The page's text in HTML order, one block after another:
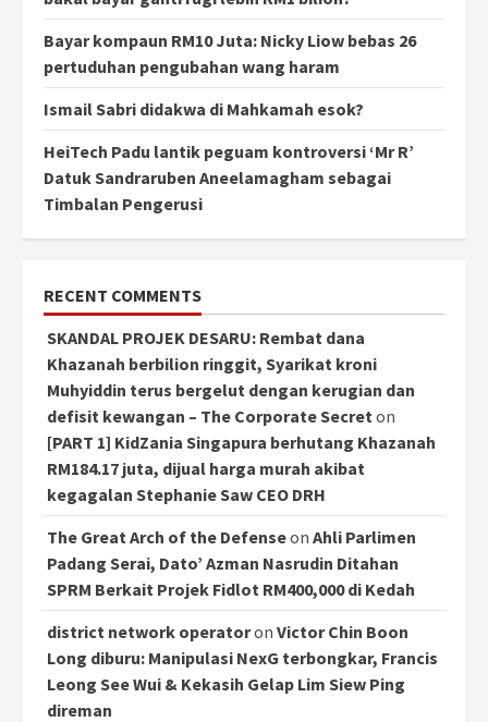
Bayar kompaun RM10 Juta: Nicky Liow bebas 26
pertuduhan pengubahan wang haram
Ismail Sabri didakwa di Mahkamah esok?
HeiTech Padu lantik peguam kontroversi ‘Mr R’
Datuk Sandraruben Aneelamagham sebagai
Timbalan Pengerusi
RECENT COMMENTS
SKANDAL PROJEK DESARU: Rembat dana
Khazanah berbilion ringgit, Syarikat kroni
Muhyiddin terus bergelut dengan kerugian dan
defisit kewangan – The Corporate Secreton
[PART 1] KidZania Singapura berhutang Khazanah
RM184.17 juta, dijual harga murah akibat
kegagalan Stephanie Saw CEO DRH
The Great Arch of the Defenseon Ahli Parlimen
Padang Serai, Dato’ Azman Nasrudin Ditahan
SPRM Berkait Projek Fidlot RM400,000 di Kedah
district network operatoron Victor Chin Boon
Long diburu: Manipulasi NexG terbongkar, Francis
Leong See Wui & Kekasih Gelap Lim Siew Ping
direman